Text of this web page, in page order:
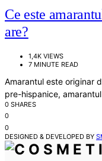
Ce este
are?
1,4K VIEWS
7 MINUTE READ
Amarantul este originar
pre-hispanice,
0 SHARES
0
0
DESIGNED & DEVELOPED BY